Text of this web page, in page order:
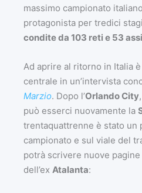
massimo campionato
protagonista per tredici
condite da 103 reti e 53
Ad aprire al ritorno in Italia
centrale in un’intervista
Marzio. Dopo l’Orlando City
può esserci nuovamente la
trentaquattrenne è stato un
campionato e sul viale del
potrà scrivere nuove
dell’ex Atalanta: